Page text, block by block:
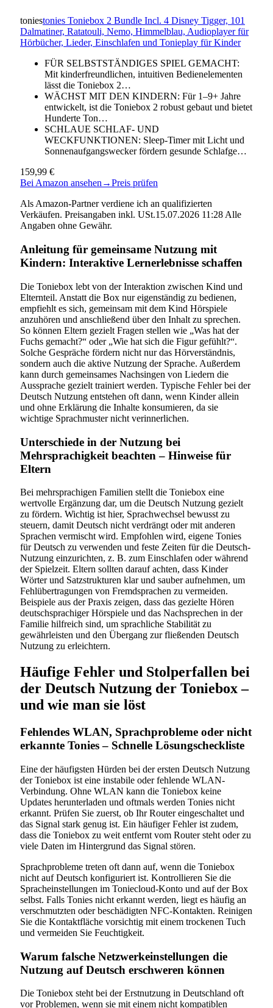
toniestonies Toniebox 2 Bundle Incl. 4 Disney Tigger, 101
Dalmatiner, Ratatouli, Nemo, Himmelblau, Audioplayer für
Hörbücher, Lieder, Einschlafen und Tonieplay für Kinder
FÜR SELBSTSTÄNDIGES SPIEL GEMACHT:
Mit kinderfreundlichen, intuitiven Bedienelementen
lässt die Toniebox 2…
WÄCHST MIT DEN KINDERN: Für 1–9+ Jahre
entwickelt, ist die Toniebox 2 robust gebaut und bietet
Hunderte Ton…
SCHLAUE SCHLAF- UND
WECKFUNKTIONEN: Sleep-Timer mit Licht und
Sonnenaufgangswecker fördern gesunde Schlafge…
159,99 €
Bei Amazon ansehen→Preis prüfen
Als Amazon-Partner verdiene ich an qualifizierten
Verkäufen. Preisangaben inkl. USt.15.07.2026 11:28 Alle
Angaben ohne Gewähr.
Anleitung für gemeinsame Nutzung mit
Kindern: Interaktive Lernerlebnisse schaffen
Die Toniebox lebt von der Interaktion zwischen Kind und
Elternteil. Anstatt die Box nur eigenständig zu bedienen,
empfiehlt es sich, gemeinsam mit dem Kind Hörspiele
anzuhören und anschließend über den Inhalt zu sprechen.
So können Eltern gezielt Fragen stellen wie „Was hat der
Fuchs gemacht?“ oder „Wie hat sich die Figur gefühlt?“.
Solche Gespräche fördern nicht nur das Hörverständnis,
sondern auch die aktive Nutzung der Sprache. Außerdem
kann durch gemeinsames Nachsingen von Liedern die
Aussprache gezielt trainiert werden. Typische Fehler bei der
Deutsch Nutzung entstehen oft dann, wenn Kinder allein
und ohne Erklärung die Inhalte konsumieren, da sie
wichtige Sprachmuster nicht verinnerlichen.
Unterschiede in der Nutzung bei
Mehrsprachigkeit beachten – Hinweise für
Eltern
Bei mehrsprachigen Familien stellt die Toniebox eine
wertvolle Ergänzung dar, um die Deutsch Nutzung gezielt
zu fördern. Wichtig ist hier, Sprachwechsel bewusst zu
steuern, damit Deutsch nicht verdrängt oder mit anderen
Sprachen vermischt wird. Empfohlen wird, eigene Tonies
für Deutsch zu verwenden und feste Zeiten für die Deutsch-
Nutzung einzurichten, z. B. zum Einschlafen oder während
der Spielzeit. Eltern sollten darauf achten, dass Kinder
Wörter und Satzstrukturen klar und sauber aufnehmen, um
Fehlübertragungen von Fremdsprachen zu vermeiden.
Beispiele aus der Praxis zeigen, dass das gezielte Hören
deutschsprachiger Hörspiele und das Nachsprechen in der
Familie hilfreich sind, um sprachliche Stabilität zu
gewährleisten und den Übergang zur fließenden Deutsch
Nutzung zu erleichtern.
Häufige Fehler und Stolperfallen bei
der Deutsch Nutzung der Toniebox –
und wie man sie löst
Fehlendes WLAN, Sprachprobleme oder nicht
erkannte Tonies – Schnelle Lösungscheckliste
Eine der häufigsten Hürden bei der ersten Deutsch Nutzung
der Toniebox ist eine instabile oder fehlende WLAN-
Verbindung. Ohne WLAN kann die Toniebox keine
Updates herunterladen und oftmals werden Tonies nicht
erkannt. Prüfen Sie zuerst, ob Ihr Router eingeschaltet und
das Signal stark genug ist. Ein häufiger Fehler ist zudem,
dass die Toniebox zu weit entfernt vom Router steht oder zu
viele Daten im Hintergrund das Signal stören.
Sprachprobleme treten oft dann auf, wenn die Toniebox
nicht auf Deutsch konfiguriert ist. Kontrollieren Sie die
Spracheinstellungen im Toniecloud-Konto und auf der Box
selbst. Falls Tonies nicht erkannt werden, liegt es häufig an
verschmutzten oder beschädigten NFC-Kontakten. Reinigen
Sie die Kontaktfläche vorsichtig mit einem trockenen Tuch
und vermeiden Sie Feuchtigkeit.
Warum falsche Netzwerkeinstellungen die
Nutzung auf Deutsch erschweren können
Die Toniebox steht bei der Erstnutzung in Deutschland oft
vor Problemen, wenn sie mit einem nicht kompatiblen